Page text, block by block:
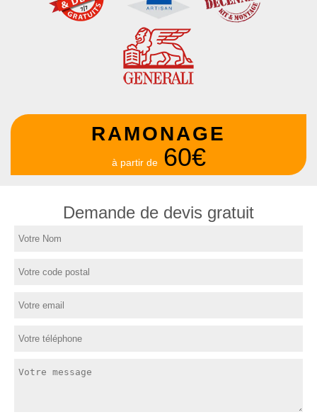
RAMONAGE
à partir de 60€
Demande de devis gratuit